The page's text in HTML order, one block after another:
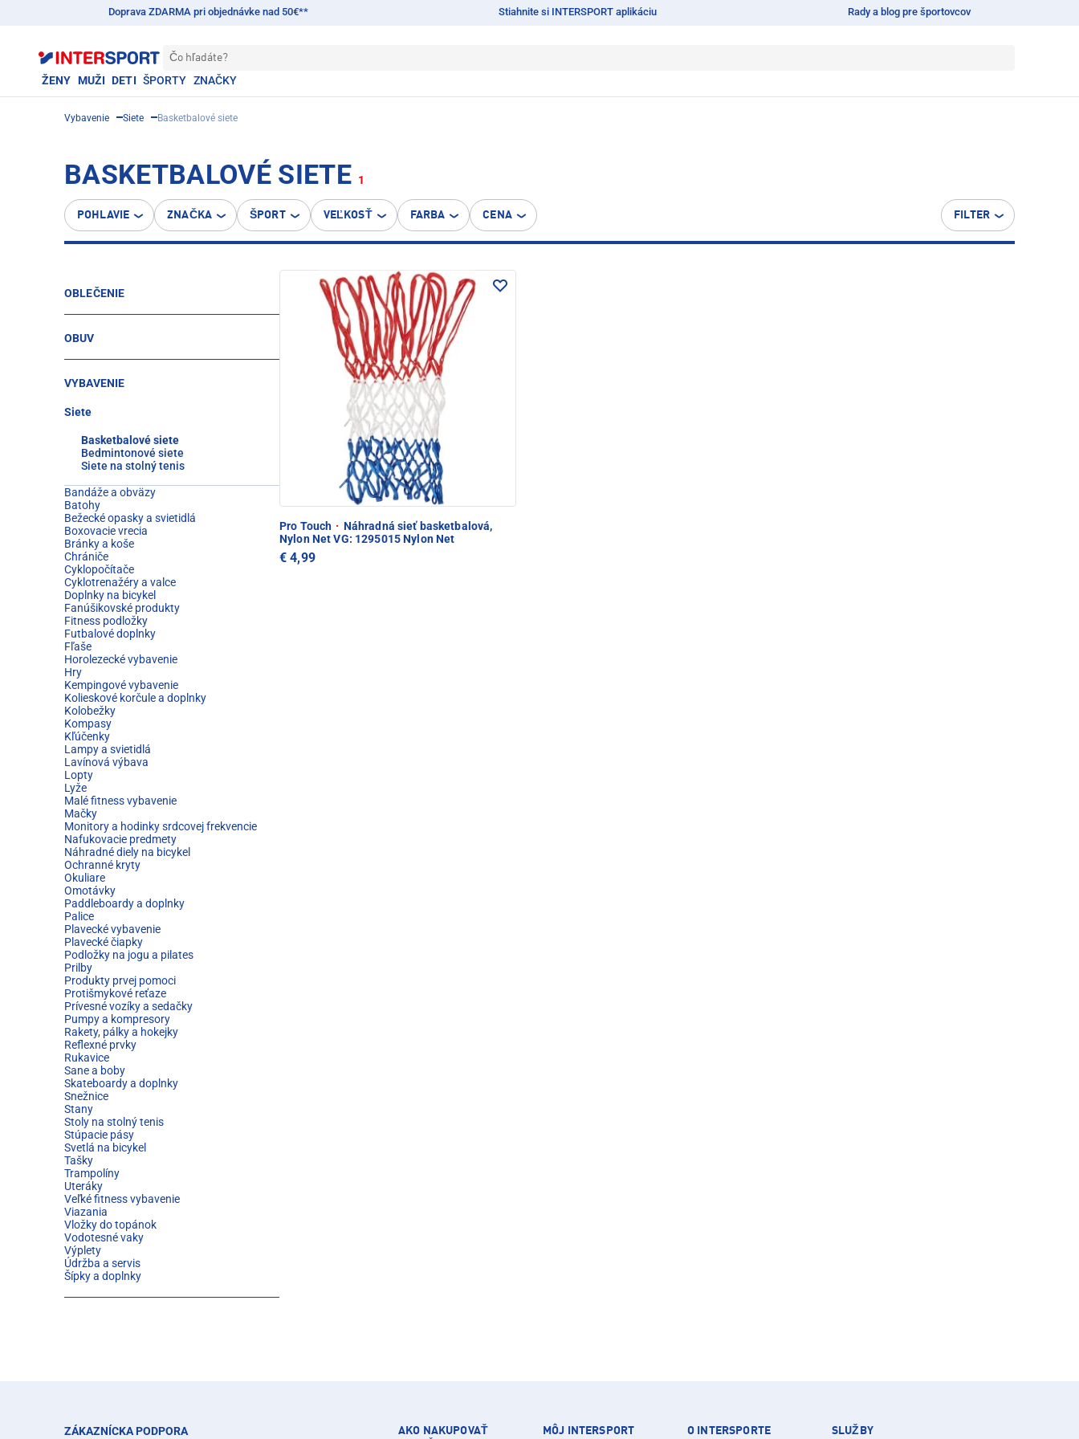
Doprava ZDARMA pri objednávke nad 50€** Stiahnite si INTERSPORT aplikáciu Rady a blog pre športovcov
Čo hľadáte?
ŽENY MUŽI DETI ŠPORTY ZNAČKY
Vybavenie Siete Basketbalové siete
BASKETBALOVÉ SIETE 1
POHLAVIE ZNAČKA ŠPORT VEĽKOSŤ FARBA CENA FILTER
OBLEČENIE
OBUV
VYBAVENIE
Siete
Basketbalové siete
Bedmintonové siete
Siete na stolný tenis
Bandáže a obväzy
Batohy
Bežecké opasky a svietidlá
Boxovacie vrecia
Bránky a koše
Chrániče
Cyklopočítače
Cyklotrenažéry a valce
Doplnky na bicykel
Fanúšikovské produkty
Fitness podložky
Futbalové doplnky
Fľaše
Horolezecké vybavenie
Hry
Kempingové vybavenie
Kolieskové korčule a doplnky
Kolobežky
Kompasy
Kľúčenky
Lampy a svietidlá
Lavínová výbava
Lopty
Lyže
Malé fitness vybavenie
Mačky
Monitory a hodinky srdcovej frekvencie
Nafukovacie predmety
Náhradné diely na bicykel
Ochranné kryty
Okuliare
Omotávky
Paddleboardy a doplnky
Palice
Plavecké vybavenie
Plavecké čiapky
Podložky na jogu a pilates
Prilby
Produkty prvej pomoci
Protišmykové reťaze
Prívesné vozíky a sedačky
Pumpy a kompresory
Rakety, pálky a hokejky
Reflexné prvky
Rukavice
Sane a boby
Skateboardy a doplnky
Snežnice
Stany
Stoly na stolný tenis
Stúpacie pásy
Svetlá na bicykel
Tašky
Trampolíny
Uteráky
Veľké fitness vybavenie
Viazania
Vložky do topánok
Vodotesné vaky
Výplety
Údržba a servis
Šípky a doplnky
Pro Touch · Náhradná sieť basketbalová,
Nylon Net VG: 1295015 Nylon Net
€ 4,99
ZÁKAZNÍCKA PODPORA
AKO NAKUPOVAŤ MÔJ INTERSPORT O INTERSPORTE SLUŽBY